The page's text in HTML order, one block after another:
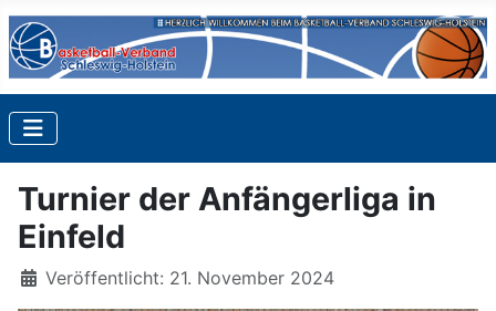
Turnier der Anfängerliga in
Einfeld
Details
Veröffentlicht: 21. November 2024